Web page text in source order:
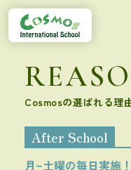
Cosmosの選ばれる理
After School
月~土曜の毎日実施！